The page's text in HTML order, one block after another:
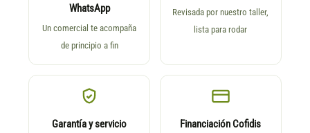
WhatsApp
Un comercial te acompaña
de principio a fin
Revisada por nuestro taller,
lista para rodar
Garantía y servicio
Financiación Cofidis